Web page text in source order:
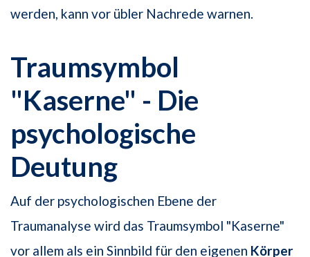
werden, kann vor übler Nachrede warnen.
Traumsymbol
"Kaserne" - Die
psychologische
Deutung
Auf der psychologischen Ebene der
Traumanalyse wird das Traumsymbol "Kaserne"
vor allem als ein Sinnbild für den eigenen Körper